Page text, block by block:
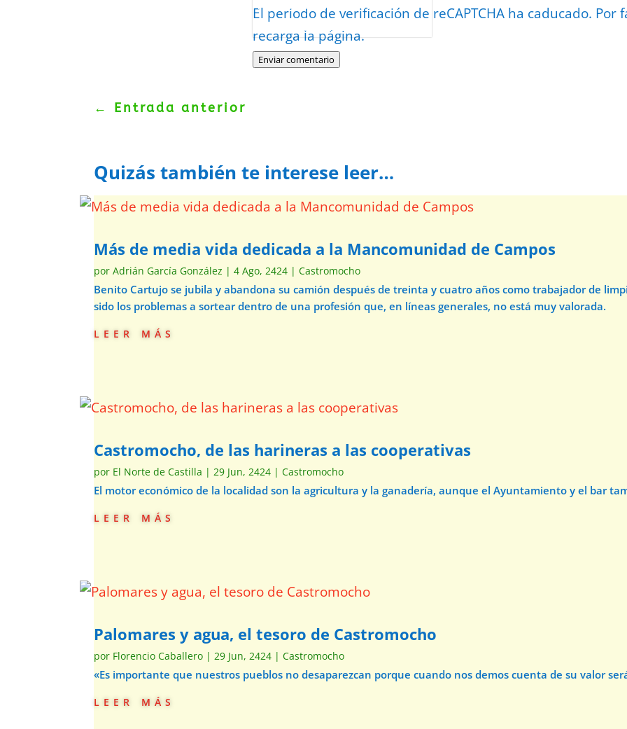
El periodo de verificación de reCAPTCHA ha caducado. Por
recarga la página.
Enviar comentario
Protegidos por reCAPTCHA
Términos
← Entrada anterior
Quizás también te interese leer…
Más de media vida dedicada a la Mancomunidad de Campos
porAdrián García González |4 Ago, 2424 |Castromocho
Benito Cartujo se jubila y abandona su camión después de treinta y cuatro años como trabajador de
sido los problemas a sortear dentro de una profesión que, en líneas generales, no está muy valorada.
leer más
Castromocho, de las harineras a las cooperativas
por El Norte de Castilla | 29 Jun, 2424 |Castromocho
El motor económico de la localidad son la agricultura y la ganadería, aunque el Ayuntamiento y el bar
leer más
Palomares y agua, el tesoro de Castromocho
por Florencio Caballero | 29 Jun, 2424 |Castromocho
«Es importante que nuestros pueblos no desaparezcan porque cuando nos demos cuenta de su valor
leer más